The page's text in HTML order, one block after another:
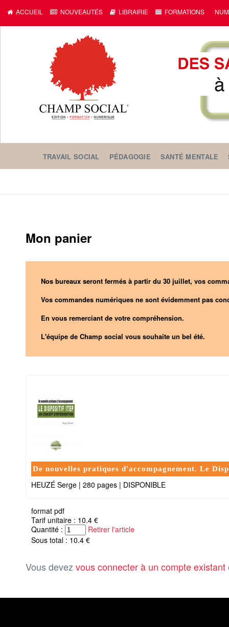
ACCUEIL NOUVEAUTÉS LIBRAIRIE FORMATIONS
TRAVAIL SOCIAL PÉDAGOGIE SANTÉ MENTALE
Mon panier
Nos bureaux seront fermés à partir du 30 juillet, vos
Vos commandes numériques ne sont évidemment pas
En vous remerciant de votre compréhension.
L'équipe de Champ social vous souhaite un bel été.
De nouvelles pratiques d'accompagnement. Le
HEUZÉ Serge | 280 pages | DISPONIBLE
format pdf
Tarif unitaire : 10.4 €
Quantité :
Retirer l'article
Sous total : 10.4 €
Vous devez vous connecter à un compte existant